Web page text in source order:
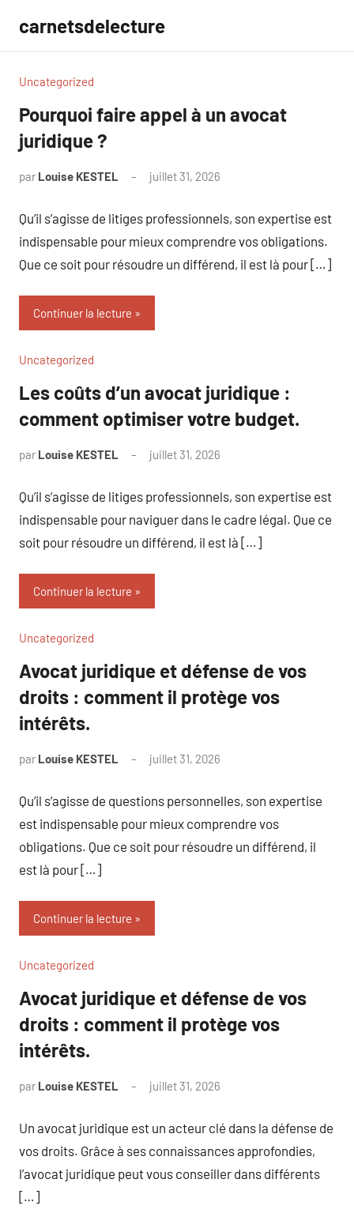
contenu
carnetsdelecture
Uncategorized
Pourquoi faire appel à un avocat
juridique ?
par Louise KESTEL juillet 31, 2026
Qu’il s’agisse de litiges professionnels, son expertise est
indispensable pour mieux comprendre vos obligations.
Que ce soit pour résoudre un différend, il est là pour […]
Continuer la lecture
Uncategorized
Les coûts d’un avocat juridique :
comment optimiser votre budget.
par Louise KESTEL juillet 31, 2026
Qu’il s’agisse de litiges professionnels, son expertise est
indispensable pour naviguer dans le cadre légal. Que ce
soit pour résoudre un différend, il est là […]
Continuer la lecture
Uncategorized
Avocat juridique et défense de vos
droits : comment il protège vos
intérêts.
par Louise KESTEL juillet 31, 2026
Qu’il s’agisse de questions personnelles, son expertise
est indispensable pour mieux comprendre vos
obligations. Que ce soit pour résoudre un différend, il
est là pour […]
Continuer la lecture
Uncategorized
Avocat juridique et défense de vos
droits : comment il protège vos
intérêts.
par Louise KESTEL juillet 31, 2026
Un avocat juridique est un acteur clé dans la défense de
vos droits. Grâce à ses connaissances approfondies,
l’avocat juridique peut vous conseiller dans différents
[…]